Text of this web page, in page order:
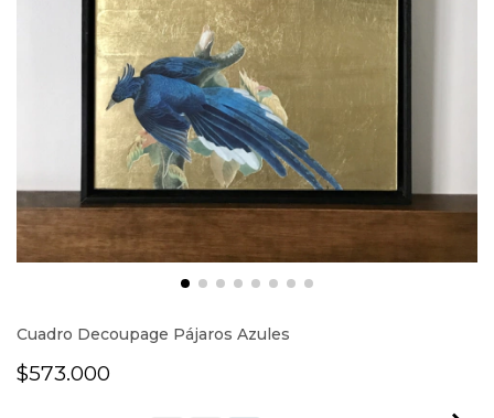
Cuadro Decoupage Pájaros Azules
$573.000